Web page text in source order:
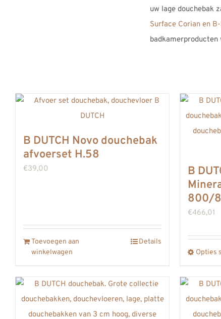
uw lage douchebak
Surface Corian en
badkamerproducten
B DUTCH Novo douchebak
afvoerset H.58
€39,00
Toevoegen aan
winkelwagen
Details
B
800/
€466,01
Opties